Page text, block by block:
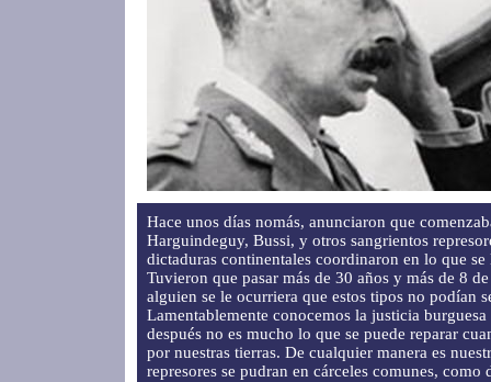
Hace unos días nomás, anunciaron que
Harguindeguy, Bussi, y otros sangrientos
dictaduras continentales coordinaron en lo que
Tuvieron que pasar más de 30 años y más de 8
alguien se le ocurriera que estos tipos no podían
Lamentablemente conocemos la justicia
después no es mucho lo que se puede reparar
por nuestras tierras. De cualquier manera es
represores se pudran en cárceles comunes, como